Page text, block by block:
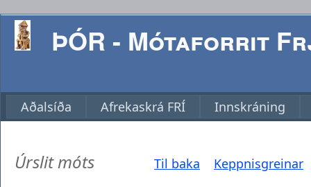
ÞÓR - Mótaforrit
Aðalsíða Afrekaskrá FRÍ Innskráning
Úrslit móts Til baka Keppnisgreinar